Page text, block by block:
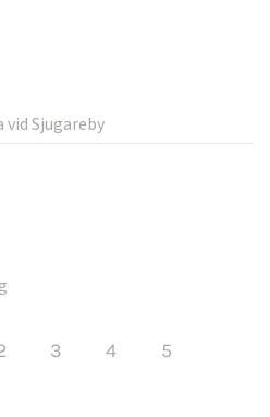
Sjugareby
3 4
5